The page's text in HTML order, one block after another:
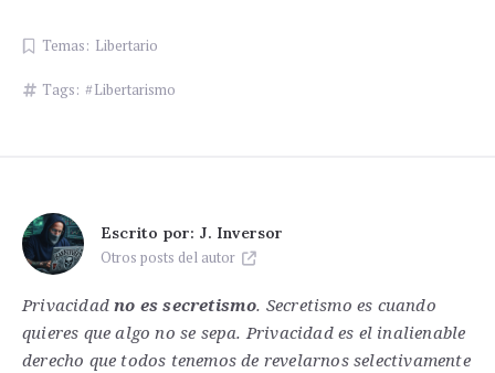
Temas: Libertario
Tags: Libertarismo
Escrito por: J. Inversor
Otros posts del autor
Privacidadno es secretismo. Secretismo es cuando
quieres que algo no se sepa. Privacidad es el inalienable
derecho que todos tenemos de revelarnos selectivamente